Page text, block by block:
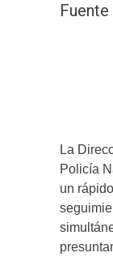
La
Policía
un